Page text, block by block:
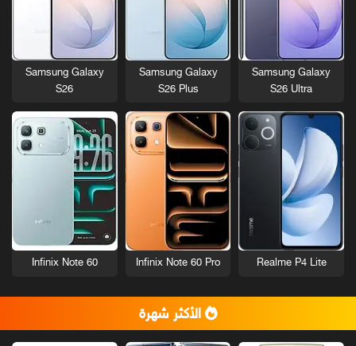
Samsung Galaxy
S26 Ultra
Samsung Galaxy
S26 Plus
Samsung Galaxy
S26
Realme P4 Lite
Infinix Note 60 Pro
Infinix Note 60
الأكثر شهرة